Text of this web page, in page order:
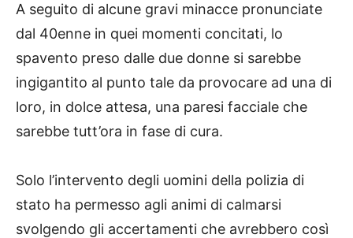
A seguito di alcune gravi minacce pronunciate
dal 40enne in quei momenti concitati, lo
spavento preso dalle due donne si sarebbe
ingigantito al punto tale da provocare ad una di
loro, in dolce attesa, una paresi facciale che
sarebbe tutt’ora in fase di cura.
Solo l’intervento degli uomini della polizia di
stato ha permesso agli animi di calmarsi
svolgendo gli accertamenti che avrebbero così